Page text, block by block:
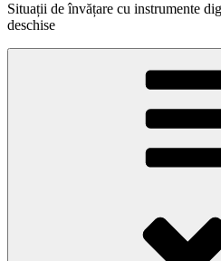
Situații de învățare cu instrumente
deschise